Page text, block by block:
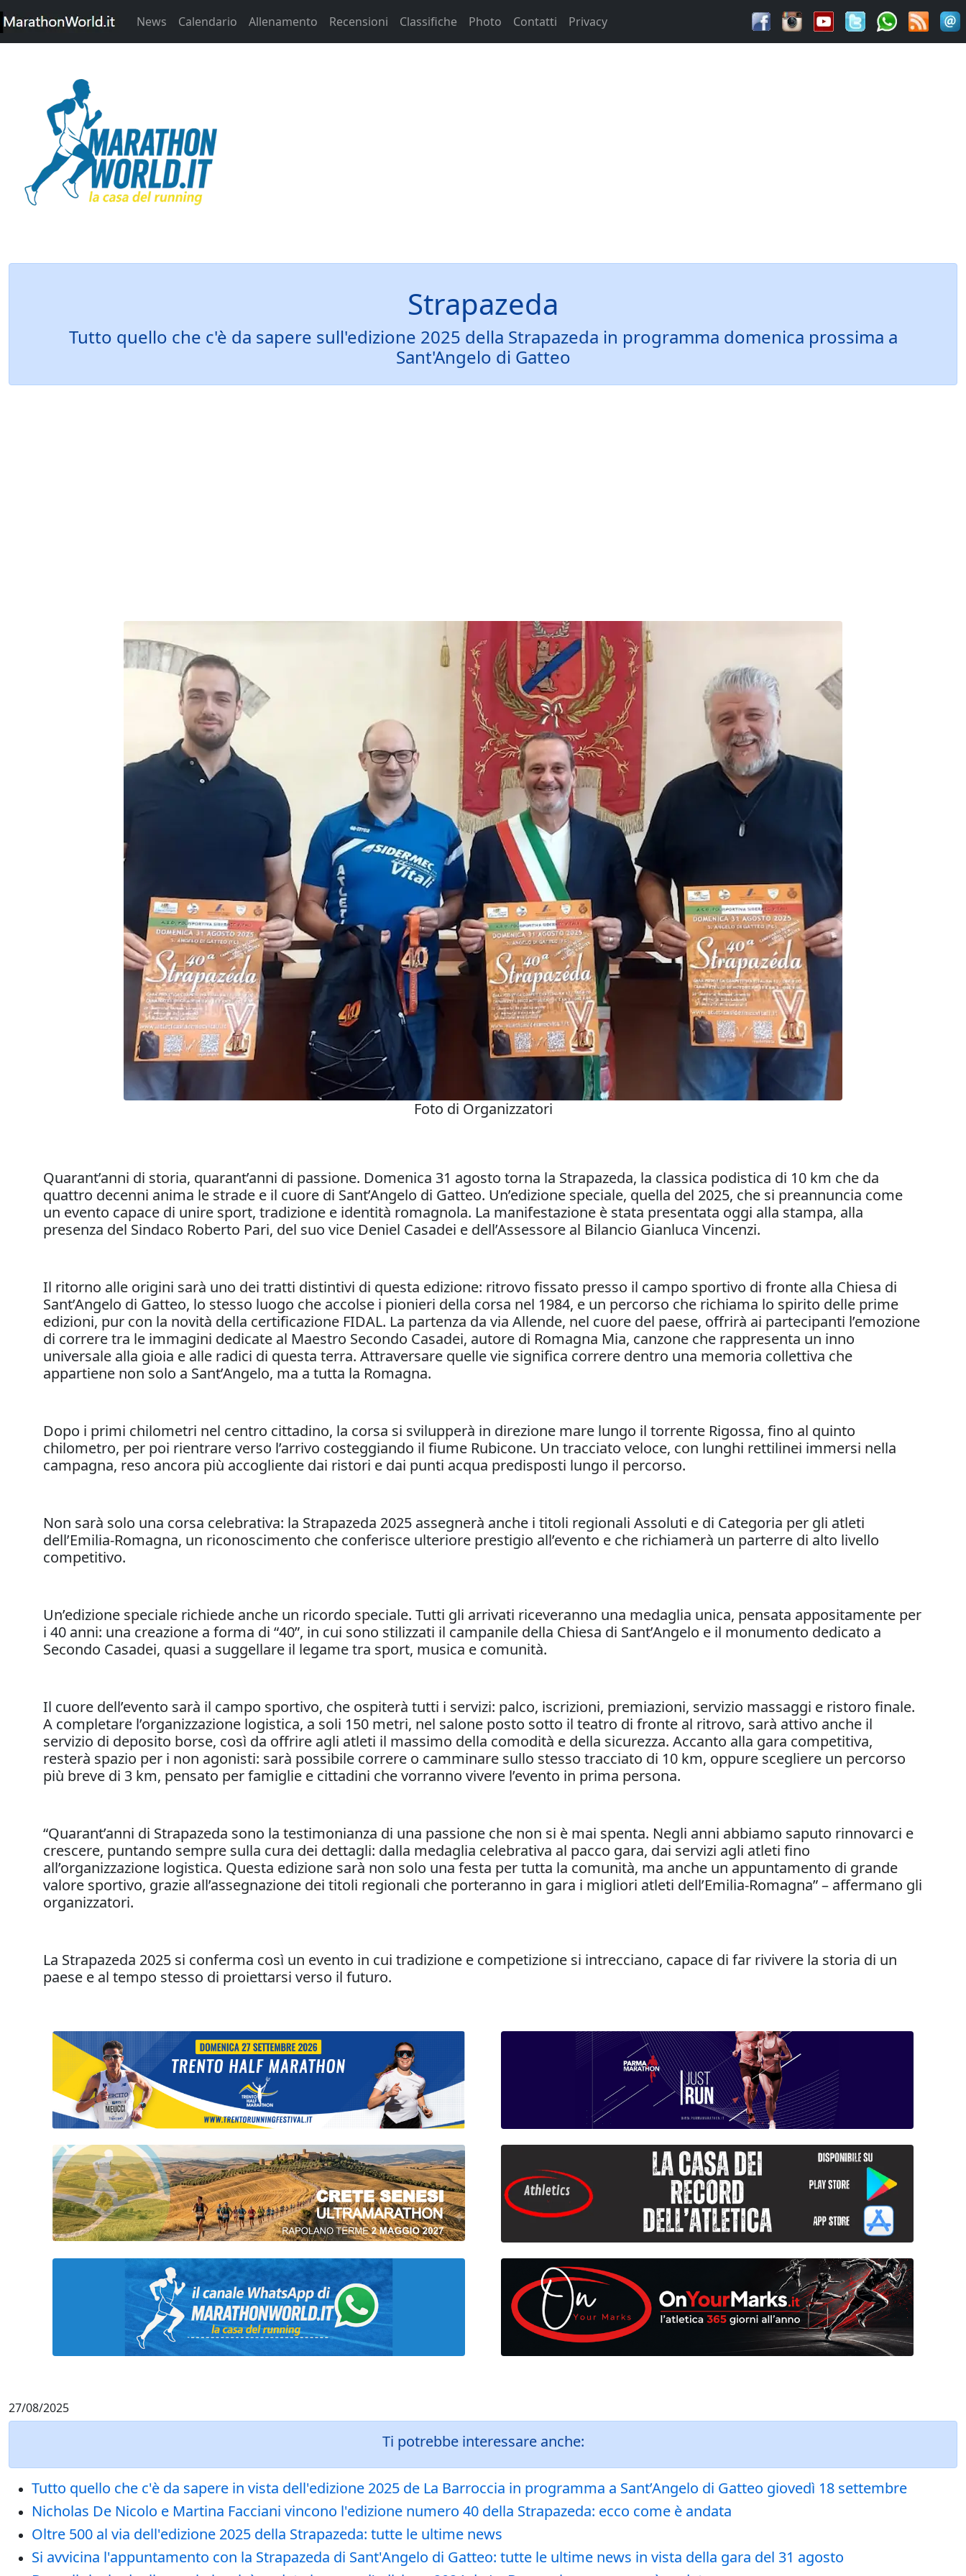
News Calendario Allenamento Recensioni Classifiche Photo Contatti Privacy
Strapazeda
Tutto quello che c'è da sapere sull'edizione 2025 della Strapazeda in programma domenica prossima a
Sant'Angelo di Gatteo
Foto di Organizzatori
Quarant’anni di storia, quarant’anni di passione. Domenica 31 agosto torna la Strapazeda, la classica podistica di 10 km che da
quattro decenni anima le strade e il cuore di Sant’Angelo di Gatteo. Un’edizione speciale, quella del 2025, che si preannuncia come
un evento capace di unire sport, tradizione e identità romagnola. La manifestazione è stata presentata oggi alla stampa, alla
presenza del Sindaco Roberto Pari, del suo vice Deniel Casadei e dell’Assessore al Bilancio Gianluca Vincenzi.
Il ritorno alle origini sarà uno dei tratti distintivi di questa edizione: ritrovo fissato presso il campo sportivo di fronte alla Chiesa di
Sant’Angelo di Gatteo, lo stesso luogo che accolse i pionieri della corsa nel 1984, e un percorso che richiama lo spirito delle prime
edizioni, pur con la novità della certificazione FIDAL. La partenza da via Allende, nel cuore del paese, offrirà ai partecipanti l’emozione
di correre tra le immagini dedicate al Maestro Secondo Casadei, autore di Romagna Mia, canzone che rappresenta un inno
universale alla gioia e alle radici di questa terra. Attraversare quelle vie significa correre dentro una memoria collettiva che
appartiene non solo a Sant’Angelo, ma a tutta la Romagna.
Dopo i primi chilometri nel centro cittadino, la corsa si svilupperà in direzione mare lungo il torrente Rigossa, fino al quinto
chilometro, per poi rientrare verso l’arrivo costeggiando il fiume Rubicone. Un tracciato veloce, con lunghi rettilinei immersi nella
campagna, reso ancora più accogliente dai ristori e dai punti acqua predisposti lungo il percorso.
Non sarà solo una corsa celebrativa: la Strapazeda 2025 assegnerà anche i titoli regionali Assoluti e di Categoria per gli atleti
dell’Emilia-Romagna, un riconoscimento che conferisce ulteriore prestigio all’evento e che richiamerà un parterre di alto livello
competitivo.
Un’edizione speciale richiede anche un ricordo speciale. Tutti gli arrivati riceveranno una medaglia unica, pensata appositamente per
i 40 anni: una creazione a forma di “40”, in cui sono stilizzati il campanile della Chiesa di Sant’Angelo e il monumento dedicato a
Secondo Casadei, quasi a suggellare il legame tra sport, musica e comunità.
Il cuore dell’evento sarà il campo sportivo, che ospiterà tutti i servizi: palco, iscrizioni, premiazioni, servizio massaggi e ristoro finale.
A completare l’organizzazione logistica, a soli 150 metri, nel salone posto sotto il teatro di fronte al ritrovo, sarà attivo anche il
servizio di deposito borse, così da offrire agli atleti il massimo della comodità e della sicurezza. Accanto alla gara competitiva,
resterà spazio per i non agonisti: sarà possibile correre o camminare sullo stesso tracciato di 10 km, oppure scegliere un percorso
più breve di 3 km, pensato per famiglie e cittadini che vorranno vivere l’evento in prima persona.
“Quarant’anni di Strapazeda sono la testimonianza di una passione che non si è mai spenta. Negli anni abbiamo saputo rinnovarci e
crescere, puntando sempre sulla cura dei dettagli: dalla medaglia celebrativa al pacco gara, dai servizi agli atleti fino
all’organizzazione logistica. Questa edizione sarà non solo una festa per tutta la comunità, ma anche un appuntamento di grande
valore sportivo, grazie all’assegnazione dei titoli regionali che porteranno in gara i migliori atleti dell’Emilia-Romagna” – affermano gli
organizzatori.
La Strapazeda 2025 si conferma così un evento in cui tradizione e competizione si intrecciano, capace di far rivivere la storia di un
paese e al tempo stesso di proiettarsi verso il futuro.
27/08/2025
Ti potrebbe interessare anche:
Tutto quello che c'è da sapere in vista dell'edizione 2025 de La Barroccia in programma a Sant’Angelo di Gatteo giovedì 18 settembre
Nicholas De Nicolo e Martina Facciani vincono l'edizione numero 40 della Strapazeda: ecco come è andata
Oltre 500 al via dell'edizione 2025 della Strapazeda: tutte le ultime news
Si avvicina l'appuntamento con la Strapazeda di Sant'Angelo di Gatteo: tutte le ultime news in vista della gara del 31 agosto